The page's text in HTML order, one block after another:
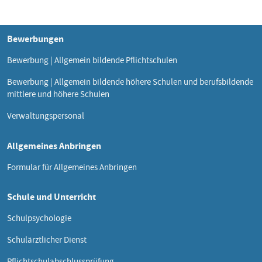
Bewerbungen
Bewerbung | Allgemein bildende Pflichtschulen
Bewerbung | Allgemein bildende höhere Schulen und berufsbildende
mittlere und höhere Schulen
Verwaltungspersonal
Allgemeines Anbringen
Formular für Allgemeines Anbringen
Schule und Unterricht
Schulpsychologie
Schulärztlicher Dienst